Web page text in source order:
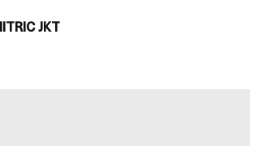
JKT